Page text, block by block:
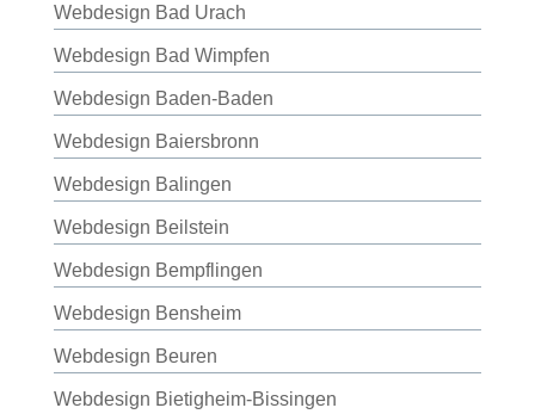
Webdesign Bad Urach
Webdesign Bad Wimpfen
Webdesign Baden-Baden
Webdesign Baiersbronn
Webdesign Balingen
Webdesign Beilstein
Webdesign Bempflingen
Webdesign Bensheim
Webdesign Beuren
Webdesign Bietigheim-Bissingen